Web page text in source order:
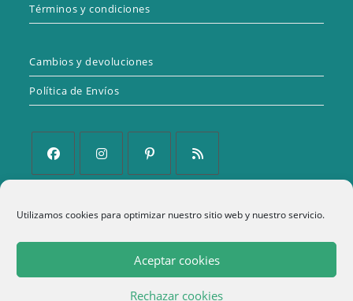
Utilizamos cookies para optimizar nuestro sitio web y nuestro servicio.
Aceptar cookies
Rechazar cookies
Términos y condiciones
Cambios y devoluciones
Política de Envíos
Se
en
una
pestaña
Se
en
una
pestaña
Se
en
una
nueva
pestaña
Se
en
una
nueva
pestaña
Política de Privacidad
Aviso Legal